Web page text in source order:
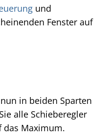
und
Fenster auf
nun in beiden Sparten
alle Schieberegler
das Maximum.